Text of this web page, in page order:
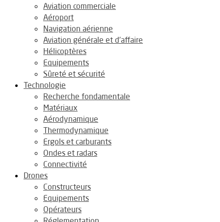
Aviation commerciale
Aéroport
Navigation aérienne
Aviation générale et d’affaire
Hélicoptères
Equipements
Sûreté et sécurité
Technologie
Recherche fondamentale
Matériaux
Aérodynamique
Thermodynamique
Ergols et carburants
Ondes et radars
Connectivité
Drones
Constructeurs
Equipements
Opérateurs